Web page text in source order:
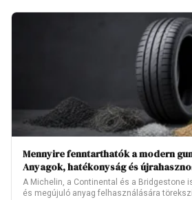
Mennyire fenntarthatók a modern
Anyagok, hatékonyság és
A Michelin, a Continental és a Bridgestone
és megújuló anyag felhasználására